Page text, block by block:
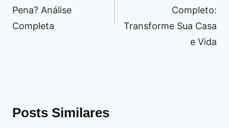
Pena? Análise
Completa
Completo:
Transforme Sua Casa
e Vida
Posts Similares